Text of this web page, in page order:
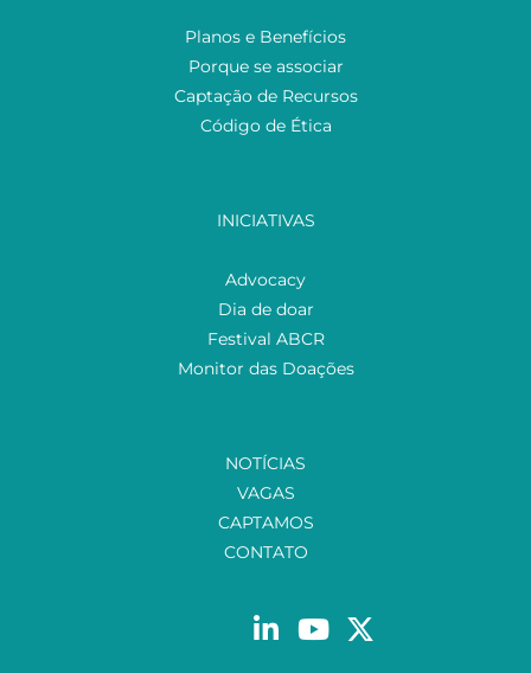
Planos e Benefícios
Porque se associar
Captação de Recursos
Código de Ética
INICIATIVAS
Advocacy
Dia de doar
Festival ABCR
Monitor das Doações
NOTÍCIAS
VAGAS
CAPTAMOS
CONTATO